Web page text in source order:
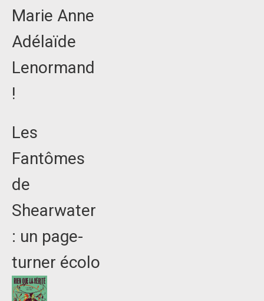
Marie Anne
Adélaïde
Lenormand
!
Les
Fantômes
de
Shearwater
: un page-
turner écolo